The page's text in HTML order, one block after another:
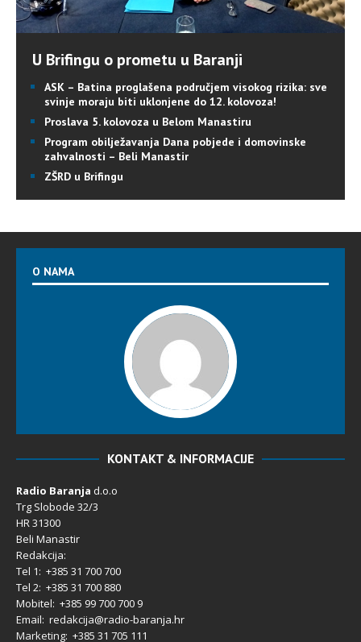
U Brifingu o prometu u Baranji
ASK – Batina proglašena područjem visokog rizika: sve
svinje moraju biti uklonjene do 12. kolovoza!
Proslava 5. kolovoza u Belom Manastiru
Program obilježavanja Dana pobjede i domovinske
zahvalnosti – Beli Manastir
ZŠRD u Brifingu
O NAMA
KONTAKT & INFORMACIJE
Radio Baranja d.o.o
Trg Slobode 32/3
HR 31300
Beli Manastir
Redakcija:
Tel 1: +385 31 700 700
Tel 2: +385 31 700 880
Mobitel: +385 99 700 700 9
Email: redakcija@radio-baranja.hr
Marketing: +385 31 705 111